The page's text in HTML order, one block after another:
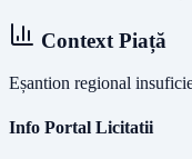
Context Piață
Eșantion regional
Info Portal Licitatii